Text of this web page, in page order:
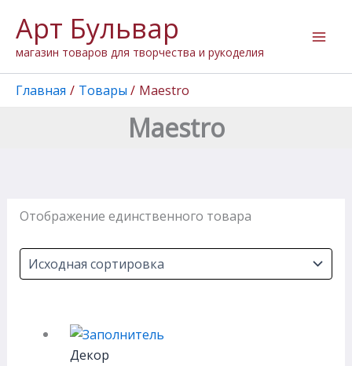
содержимому
Арт Бульвар
магазин товаров для творчества и рукоделия
Главная Товары Maestro
Maestro
Отображение единственного товара
Декор